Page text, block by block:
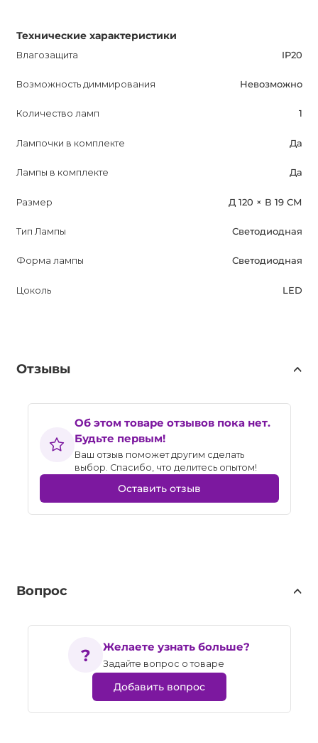
Технические характеристики
Влагозащита IP20
Возможность диммирования Невозможно
Количество ламп 1
Лампочки в комплекте Да
Лампы в комплекте Да
Размер Д 120 × В 19 СМ
Тип Лампы Светодиодная
Форма лампы Светодиодная
Цоколь LED
Отзывы
Об этом товаре отзывов пока нет.
Будьте первым!
Ваш отзыв поможет другим сделать
выбор. Спасибо, что делитесь опытом!
Оставить отзыв
Вопрос
Желаете узнать больше?
Задайте вопрос о товаре
Добавить вопрос